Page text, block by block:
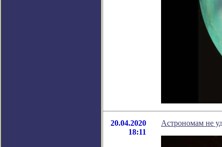
20.04.2020
18:11
Астрономам не